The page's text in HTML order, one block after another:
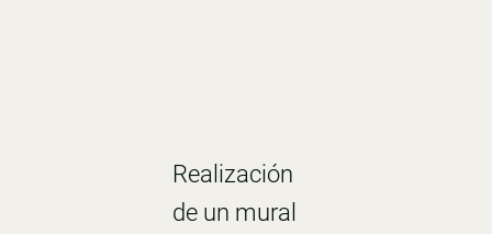
Realización
de un mural